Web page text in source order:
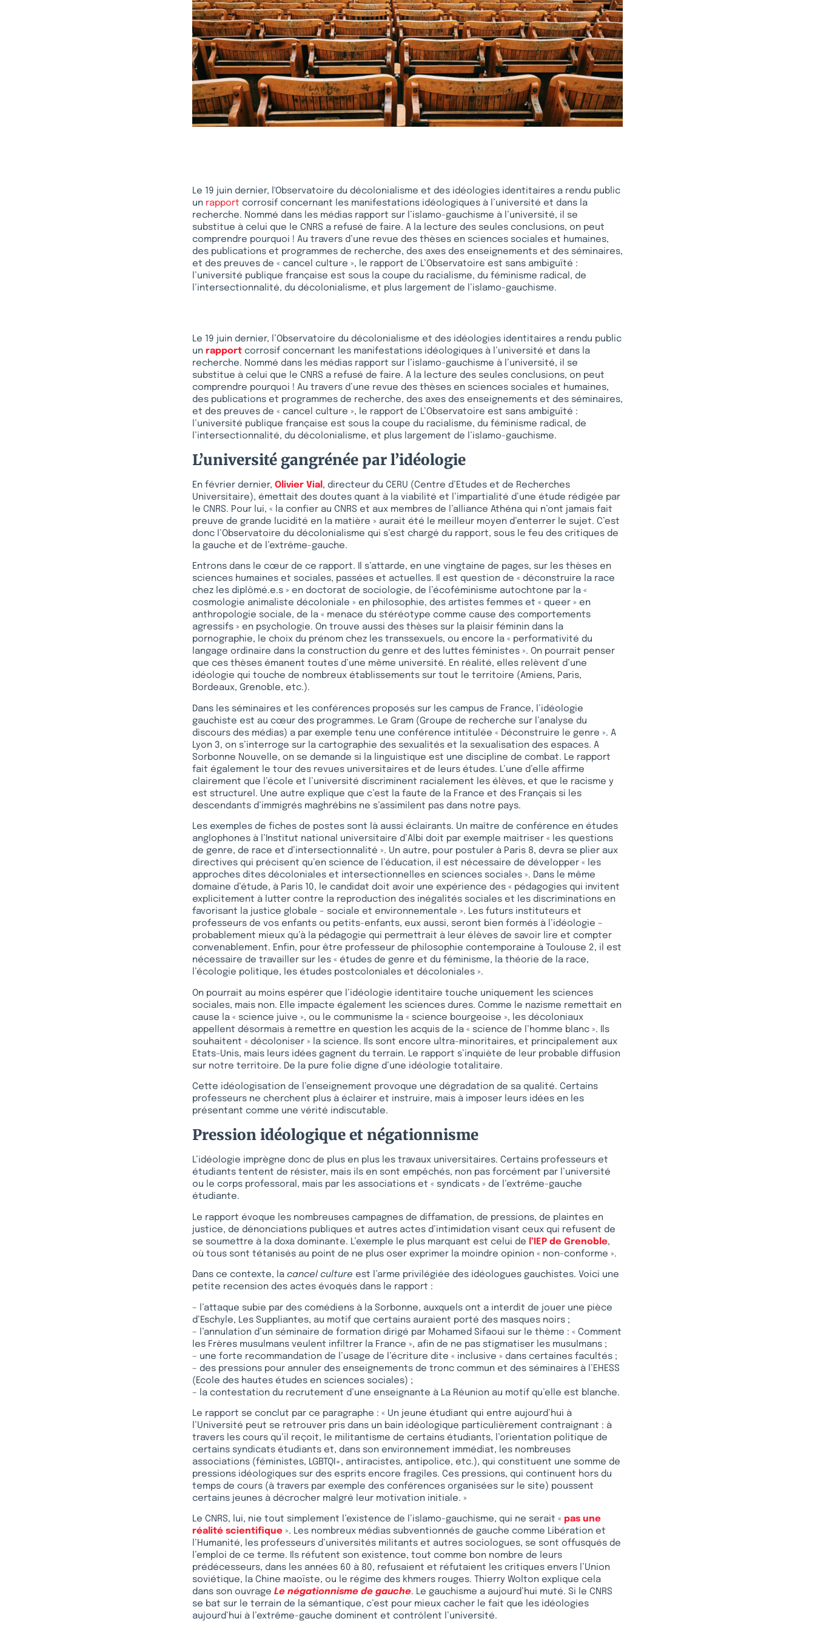
Le 19 juin dernier, l'Observatoire du décolonialisme et des idéologies identitaires a rendu public
un rapport corrosif concernant les manifestations idéologiques à l’université et dans la
recherche. Nommé dans les médias rapport sur l’islamo-gauchisme à l’université, il se
substitue à celui que le CNRS a refusé de faire. A la lecture des seules conclusions, on peut
comprendre pourquoi ! Au travers d’une revue des thèses en sciences sociales et humaines,
des publications et programmes de recherche, des axes des enseignements et des séminaires,
et des preuves de « cancel culture », le rapport de L’Observatoire est sans ambiguïté :
l’université publique française est sous la coupe du racialisme, du féminisme radical, de
l’intersectionnalité, du décolonialisme, et plus largement de l’islamo-gauchisme.
Le 19 juin dernier, l’Observatoire du décolonialisme et des idéologies identitaires a rendu public
un rapport corrosif concernant les manifestations idéologiques à l’université et dans la
recherche. Nommé dans les médias rapport sur l’islamo-gauchisme à l’université, il se
substitue à celui que le CNRS a refusé de faire. A la lecture des seules conclusions, on peut
comprendre pourquoi ! Au travers d’une revue des thèses en sciences sociales et humaines,
des publications et programmes de recherche, des axes des enseignements et des séminaires,
et des preuves de « cancel culture », le rapport de L’Observatoire est sans ambiguïté :
l’université publique française est sous la coupe du racialisme, du féminisme radical, de
l’intersectionnalité, du décolonialisme, et plus largement de l’islamo-gauchisme.
L’université gangrénée par l’idéologie
En février dernier, Olivier Vial , directeur du CERU (Centre d’Etudes et de Recherches
Universitaire), émettait des doutes quant à la viabilité et l’impartialité d’une étude rédigée par
le CNRS. Pour lui, « la confier au CNRS et aux membres de l’alliance Athéna qui n’ont jamais fait
preuve de grande lucidité en la matière » aurait été le meilleur moyen d’enterrer le sujet. C’est
donc l’Observatoire du décolonialisme qui s’est chargé du rapport, sous le feu des critiques de
la gauche et de l’extrême-gauche.
Entrons dans le cœur de ce rapport. Il s’attarde, en une vingtaine de pages, sur les thèses en
sciences humaines et sociales, passées et actuelles. Il est question de « déconstruire la race
chez les diplômé.e.s » en doctorat de sociologie, de l’écoféminisme autochtone par la «
cosmologie animaliste décoloniale » en philosophie, des artistes femmes et « queer » en
anthropologie sociale, de la « menace du stéréotype comme cause des comportements
agressifs » en psychologie. On trouve aussi des thèses sur la plaisir féminin dans la
pornographie, le choix du prénom chez les transsexuels, ou encore la « performativité du
langage ordinaire dans la construction du genre et des luttes féministes ». On pourrait penser
que ces thèses émanent toutes d’une même université. En réalité, elles relèvent d’une
idéologie qui touche de nombreux établissements sur tout le territoire (Amiens, Paris,
Bordeaux, Grenoble, etc.).
Dans les séminaires et les conférences proposés sur les campus de France, l’idéologie
gauchiste est au cœur des programmes. Le Gram (Groupe de recherche sur l’analyse du
discours des médias) a par exemple tenu une conférence intitulée « Déconstruire le genre ». A
Lyon 3, on s’interroge sur la cartographie des sexualités et la sexualisation des espaces. A
Sorbonne Nouvelle, on se demande si la linguistique est une discipline de combat. Le rapport
fait également le tour des revues universitaires et de leurs études. L’une d’elle affirme
clairement que l’école et l’université discriminent racialement les élèves, et que le racisme y
est structurel. Une autre explique que c’est la faute de la France et des Français si les
descendants d’immigrés maghrébins ne s’assimilent pas dans notre pays.
Les exemples de fiches de postes sont là aussi éclairants. Un maître de conférence en études
anglophones à l’Institut national universitaire d’Albi doit par exemple maitriser « les questions
de genre, de race et d’intersectionnalité ». Un autre, pour postuler à Paris 8, devra se plier aux
directives qui précisent qu’en science de l’éducation, il est nécessaire de développer « les
approches dites décoloniales et intersectionnelles en sciences sociales ». Dans le même
domaine d’étude, à Paris 10, le candidat doit avoir une expérience des « pédagogies qui invitent
explicitement à lutter contre la reproduction des inégalités sociales et les discriminations en
favorisant la justice globale – sociale et environnementale ». Les futurs instituteurs et
professeurs de vos enfants ou petits-enfants, eux aussi, seront bien formés à l’idéologie –
probablement mieux qu’à la pédagogie qui permettrait à leur élèves de savoir lire et compter
convenablement. Enfin, pour être professeur de philosophie contemporaine à Toulouse 2, il est
nécessaire de travailler sur les « études de genre et du féminisme, la théorie de la race,
l’écologie politique, les études postcoloniales et décoloniales ».
On pourrait au moins espérer que l’idéologie identitaire touche uniquement les sciences
sociales, mais non. Elle impacte également les sciences dures. Comme le nazisme remettait en
cause la « science juive », ou le communisme la « science bourgeoise », les décoloniaux
appellent désormais à remettre en question les acquis de la « science de l’homme blanc ». Ils
souhaitent « décoloniser » la science. Ils sont encore ultra-minoritaires, et principalement aux
Etats-Unis, mais leurs idées gagnent du terrain. Le rapport s’inquiète de leur probable diffusion
sur notre territoire. De la pure folie digne d’une idéologie totalitaire.
Cette idéologisation de l’enseignement provoque une dégradation de sa qualité. Certains
professeurs ne cherchent plus à éclairer et instruire, mais à imposer leurs idées en les
présentant comme une vérité indiscutable.
Pression idéologique et négationnisme
L’idéologie imprègne donc de plus en plus les travaux universitaires. Certains professeurs et
étudiants tentent de résister, mais ils en sont empêchés, non pas forcément par l’université
ou le corps professoral, mais par les associations et « syndicats » de l’extrême-gauche
étudiante.
Le rapport évoque les nombreuses campagnes de diffamation, de pressions, de plaintes en
justice, de dénonciations publiques et autres actes d’intimidation visant ceux qui refusent de
se soumettre à la doxa dominante. L’exemple le plus marquant est celui de l’IEP de Grenoble,
où tous sont tétanisés au point de ne plus oser exprimer la moindre opinion « non-conforme ».
Dans ce contexte, la cancel culture est l’arme privilégiée des idéologues gauchistes. Voici une
petite recension des actes évoqués dans le rapport :
– l’attaque subie par des comédiens à la Sorbonne, auxquels ont a interdit de jouer une pièce
d’Eschyle, Les Suppliantes, au motif que certains auraient porté des masques noirs ;
– l’annulation d’un séminaire de formation dirigé par Mohamed Sifaoui sur le thème : « Comment
les Frères musulmans veulent infiltrer la France », afin de ne pas stigmatiser les musulmans ;
– une forte recommandation de l’usage de l’écriture dite « inclusive » dans certaines facultés ;
– des pressions pour annuler des enseignements de tronc commun et des séminaires à l’EHESS
(Ecole des hautes études en sciences sociales) ;
– la contestation du recrutement d’une enseignante à La Réunion au motif qu’elle est blanche.
Le rapport se conclut par ce paragraphe : « Un jeune étudiant qui entre aujourd’hui à
l’Université peut se retrouver pris dans un bain idéologique particulièrement contraignant : à
travers les cours qu’il reçoit, le militantisme de certains étudiants, l’orientation politique de
certains syndicats étudiants et, dans son environnement immédiat, les nombreuses
associations (féministes, LGBTQI+, antiracistes, antipolice, etc.), qui constituent une somme de
pressions idéologiques sur des esprits encore fragiles. Ces pressions, qui continuent hors du
temps de cours (à travers par exemple des conférences organisées sur le site) poussent
certains jeunes à décrocher malgré leur motivation initiale. »
Le CNRS, lui, nie tout simplement l’existence de l’islamo-gauchisme, qui ne serait « pas une
réalité scientifique ». Les nombreux médias subventionnés de gauche comme Libération et
l’Humanité, les professeurs d’universités militants et autres sociologues, se sont offusqués de
l’emploi de ce terme. Ils réfutent son existence, tout comme bon nombre de leurs
prédécesseurs, dans les années 60 à 80, refusaient et réfutaient les critiques envers l’Union
soviétique, la Chine maoïste, ou le régime des khmers rouges. Thierry Wolton explique cela
dans son ouvrage Le négationnisme de gauche. Le gauchisme a aujourd’hui muté. Si le CNRS
se bat sur le terrain de la sémantique, c’est pour mieux cacher le fait que les idéologies
aujourd’hui à l’extrême-gauche dominent et contrôlent l’université.